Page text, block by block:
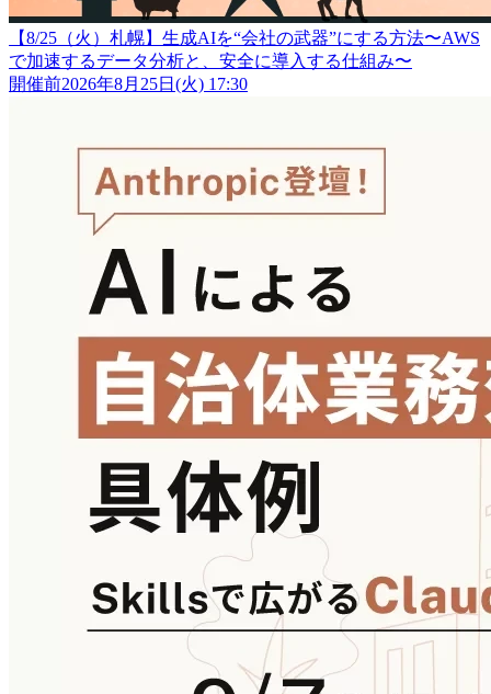
【8/25（火）札幌】生成AIを“会社の武器”にする方法〜AWS
で加速するデータ分析と、安全に導入する仕組み〜
開催前2026年8月25日(火) 17:30